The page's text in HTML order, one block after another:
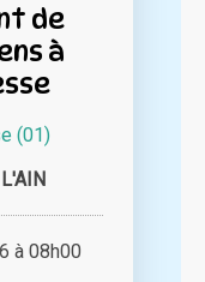
de
à
(01)
à 08h00